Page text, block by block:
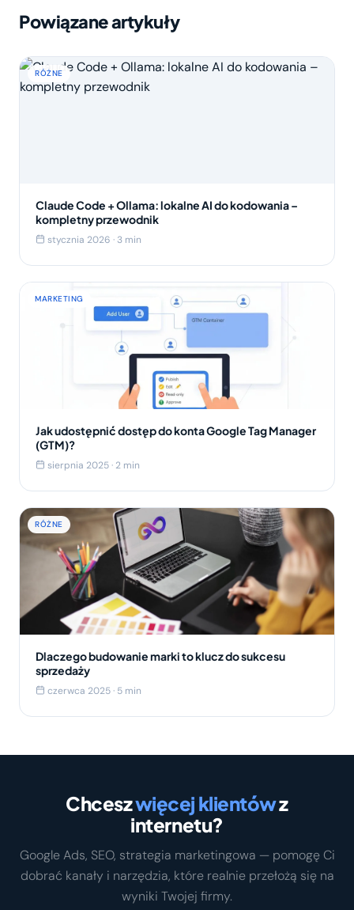
Powiązane artykuły
RÓŻNE
Claude Code + Ollama: lokalne AI do kodowania –
kompletny przewodnik
stycznia 2026 · 3 min
MARKETING
Jak udostępnić dostęp do konta Google Tag Manager
(GTM)?
sierpnia 2025 · 2 min
RÓŻNE
Dlaczego budowanie marki to klucz do sukcesu
sprzedaży
czerwca 2025 · 5 min
Chceszwięcej klientówz
internetu?
Google Ads, SEO, strategia marketingowa — pomogę Ci
dobrać kanały i narzędzia, które realnie przełożą się na
wyniki Twojej firmy.